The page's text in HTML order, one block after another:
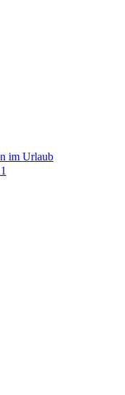
im Urlaub